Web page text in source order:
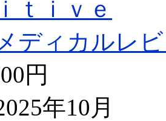
ｔｉｖｅ
ディカルレ
円
年10月